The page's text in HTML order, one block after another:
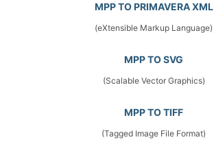
MPP TO PRIMAVERA XML
(eXtensible Markup Language)
MPP TO SVG
(Scalable Vector Graphics)
MPP TO TIFF
(Tagged Image File Format)